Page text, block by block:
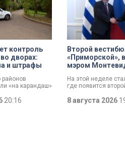
контроль
дворах:
и штрафы
районов
«на карандаш»
За два
20:16
Второй
«Приморской»,
мэром
недели
На этой неделе
где появится
Смольный выбрал
8 августа 2026